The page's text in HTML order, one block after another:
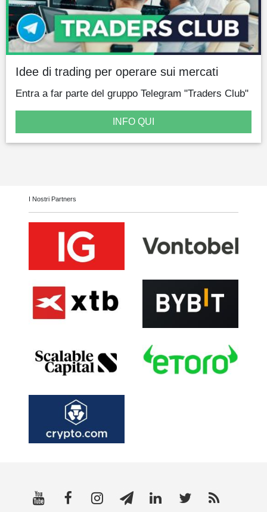
Idee di trading per operare sui mercati
Entra a far parte del gruppo Telegram "Traders Club"
INFO QUI
I Nostri Partners